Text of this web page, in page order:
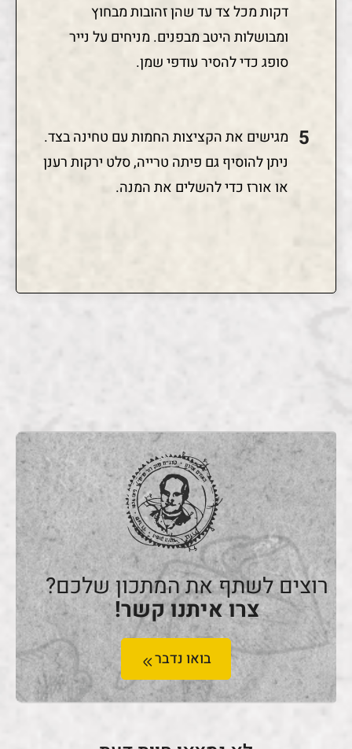
דקות מכל צד עד שהן זהובות מבחוץ
ומבושלות היטב מבפנים. מניחים על נייר
סופג כדי להסיר עודפי שמן.
מגישים את הקציצות החמות עם טחינה בצד.
ניתן להוסיף גם פיתה טרייה, סלט ירקות רענן
או אורז כדי להשלים את המנה.
רוצים לשתף את המתכון שלכם?
צרו איתנו קשר!
בואו נדבר